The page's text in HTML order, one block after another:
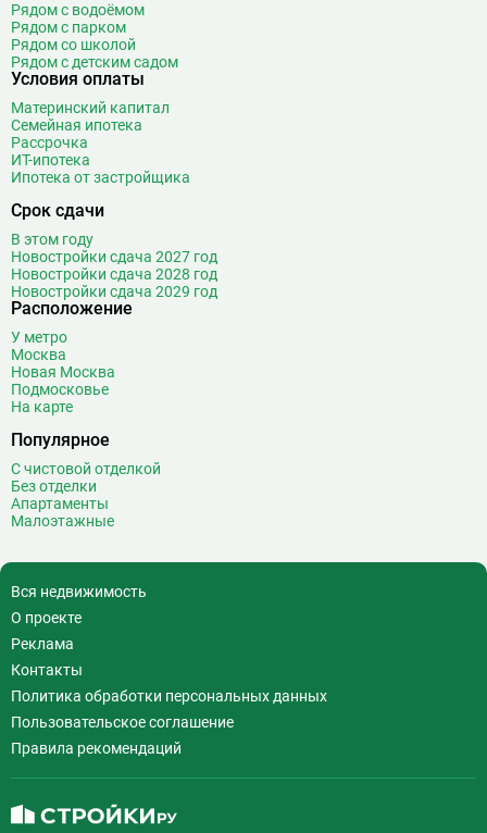
Бунинская аллея
Бутырская
В Вавиловская
Варшавская
ВДНХ
Верхние Лихоборы
Владыкино
Водный стадион
Войковская
Волгоградский проспект
Волжская
Волоколамская
Воробьёвы горы
Воронцовская
Выставочный центр
Выхино
Г Генерала Тюленева
Деловой центр
Динамо
Добрынинская
Домодедовская
Дорогомиловская
Достоевская
Дубровка 14
Ж Жулебино
Рядом с водоёмом
Рядом с парком
Рядом со школой
Рядом с детским садом
Условия оплаты
Материнский капитал
Семейная ипотека
Рассрочка
ИТ-ипотека
Ипотека от застройщика
Срок сдачи
В этом году
Новостройки сдача 2027 год
Новостройки сдача 2028 год
Новостройки сдача 2029 год
Расположение
У метро
Москва
Новая Москва
Подмосковье
На карте
Популярное
С чистовой отделкой
Без отделки
Апартаменты
Малоэтажные
Вся недвижимость
О проекте
Реклама
Контакты
Политика обработки персональных данных
Пользовательское соглашение
Правила рекомендаций